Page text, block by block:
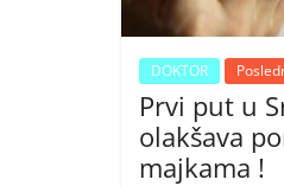
DOKTOR
Prvi put u
olakšava
majkama !